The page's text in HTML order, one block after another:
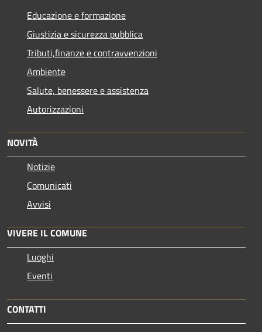
Educazione e formazione
Giustizia e sicurezza pubblica
Tributi,finanze e contravvenzioni
Ambiente
Salute, benessere e assistenza
Autorizzazioni
NOVITÀ
Notizie
Comunicati
Avvisi
VIVERE IL COMUNE
Luoghi
Eventi
CONTATTI